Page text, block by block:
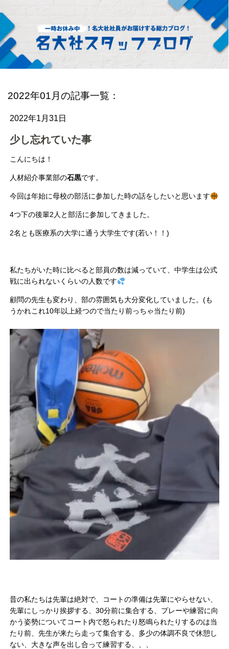
2022年01月の記事一覧：
2022年1月31日
少し忘れていた事
こんにちは！
人材紹介事業部の石黒です。
今回は年始に母校の部活に参加した時の話をしたいと思います
4つ下の後輩2人と部活に参加してきました。
2名とも医療系の大学に通う大学生です(若い！！)
私たちがいた時に比べると部員の数は減っていて、中学生は公式
戦に出られないくらいの人数です
顧問の先生も変わり、部の雰囲気も大分変化していました。(も
うかれこれ10年以上経つので当たり前っちゃ当たり前)
昔の私たちは先輩は絶対で、コートの準備は先輩にやらせない、
先輩にしっかり挨拶する、30分前に集合する、プレーや練習に向
かう姿勢についてコート内で怒られたり怒鳴られたりするのは当
たり前、先生が来たら走って集合する、多少の体調不良で休憩し
ない、大きな声を出し合って練習する、、、